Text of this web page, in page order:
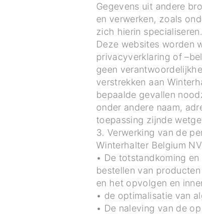
Gegevens uit andere
en verwerken, zoals
zich hierin
Deze websites worden
privacyverklaring of
geen
verstrekken aan
bepaalde gevallen
onder andere naam,
toepassing zijnde
3. Verwerking van de
Winterhalter Belgium
• De totstandkoming
bestellen van
en het opvolgen en
• de optimalisatie van
• De naleving van de